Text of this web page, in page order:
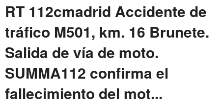
RT 112cmadrid Accidente de
tráfico M501, km. 16 Brunete.
Salida de vía de moto.
SUMMA112 confirma el
fallecimiento del mot...